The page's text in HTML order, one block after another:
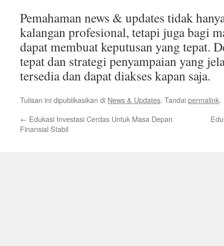
Pemahaman news & updates tidak
kalangan profesional, tetapi juga bagi
dapat membuat keputusan yang tepat.
tepat dan strategi penyampaian yang
tersedia dan dapat diakses kapan saja.
Tulisan ini dipublikasikan di News & Updates. Tandaipermalink.
← Edukasi Investasi Cerdas Untuk Masa Depan
Finansial Stabil